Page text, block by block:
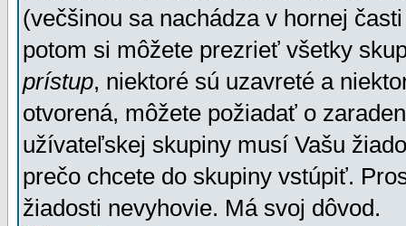
(večšinou sa nachádza v hornej
potom si môžete prezrieť všetky
prístup, niektoré sú uzavreté a
otvorená, môžete požiadať o
užívateľskej skupiny musí Vašu
prečo chcete do skupiny vstúpiť.
žiadosti nevyhovie. Má svoj dôvod.